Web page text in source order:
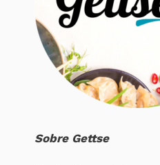
Sobre Gettse